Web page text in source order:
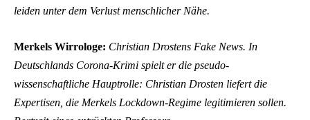
leiden unter dem Verlust menschlicher Nähe.
Merkels Wirrologe: Christian Drostens Fake News. In
Deutschlands Corona-Krimi spielt er die pseudo-
wissenschaftliche Hauptrolle: Christian Drosten liefert die
Expertisen, die Merkels Lockdown-Regime legitimieren sollen.